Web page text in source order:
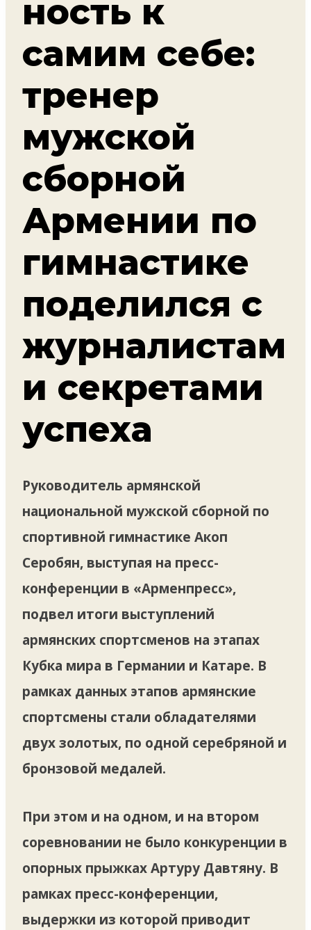
ность к
самим себе:
тренер
мужской
сборной
Армении по
гимнастике
поделился с
журналистам
и секретами
успеха
Руководитель армянской
национальной мужской сборной по
спортивной гимнастике Акоп
Серобян, выступая на пресс-
конференции в «Арменпресс»,
подвел итоги выступлений
армянских спортсменов на этапах
Кубка мира в Германии и Катаре. В
рамках данных этапов армянские
спортсмены стали обладателями
двух золотых, по одной серебряной и
бронзовой медалей.
При этом и на одном, и на втором
соревновании не было конкуренции в
опорных прыжках Артуру Давтяну. В
рамках пресс-конференции,
выдержки из которой приводит